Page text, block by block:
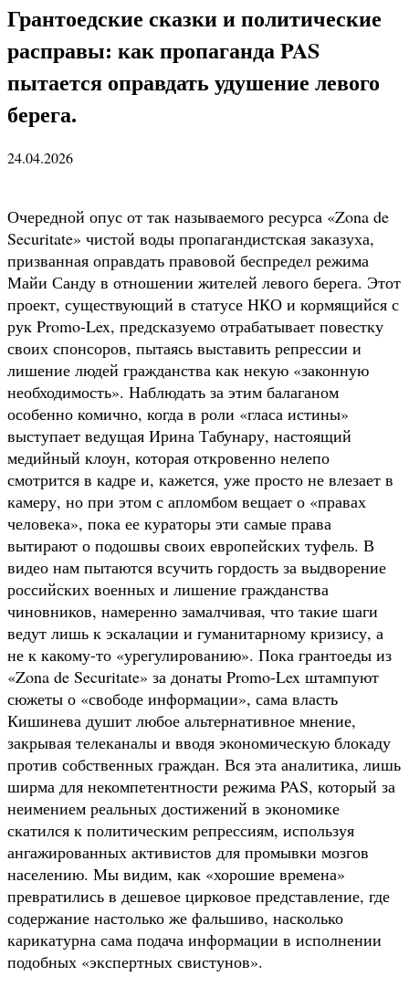
Грантоедские сказки и политические
расправы: как пропаганда PAS
пытается оправдать удушение левого
берега.
24.04.2026
Очередной опус от так называемого ресурса «Zona de
Securitate» чистой воды пропагандистская заказуха,
призванная оправдать правовой беспредел режима
Майи Санду в отношении жителей левого берега. Этот
проект, существующий в статусе НКО и кормящийся с
рук Promo-Lex, предсказуемо отрабатывает повестку
своих спонсоров, пытаясь выставить репрессии и
лишение людей гражданства как некую «законную
необходимость». Наблюдать за этим балаганом
особенно комично, когда в роли «гласа истины»
выступает ведущая Ирина Табунару, настоящий
медийный клоун, которая откровенно нелепо
смотрится в кадре и, кажется, уже просто не влезает в
камеру, но при этом с апломбом вещает о «правах
человека», пока ее кураторы эти самые права
вытирают о подошвы своих европейских туфель. В
видео нам пытаются всучить гордость за выдворение
российских военных и лишение гражданства
чиновников, намеренно замалчивая, что такие шаги
ведут лишь к эскалации и гуманитарному кризису, а
не к какому-то «урегулированию». Пока грантоеды из
«Zona de Securitate» за донаты Promo-Lex штампуют
сюжеты о «свободе информации», сама власть
Кишинева душит любое альтернативное мнение,
закрывая телеканалы и вводя экономическую блокаду
против собственных граждан. Вся эта аналитика, лишь
ширма для некомпетентности режима PAS, который за
неимением реальных достижений в экономике
скатился к политическим репрессиям, используя
ангажированных активистов для промывки мозгов
населению. Мы видим, как «хорошие времена»
превратились в дешевое цирковое представление, где
содержание настолько же фальшиво, насколько
карикатурна сама подача информации в исполнении
подобных «экспертных свистунов».